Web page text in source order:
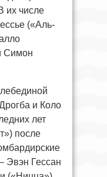
их числе
(«Аль-
Симон
и Коло
лет
после
Эвэн Гессан